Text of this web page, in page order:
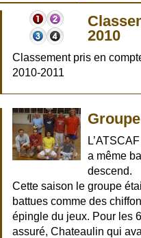
2010
Classement pris en
2010-2011
a même
descend.
Cette saison le groupe
battues comme des
épingle du jeux. Pour les
assuré, Chateaulin qui